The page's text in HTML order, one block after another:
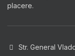
placere.
Str. General